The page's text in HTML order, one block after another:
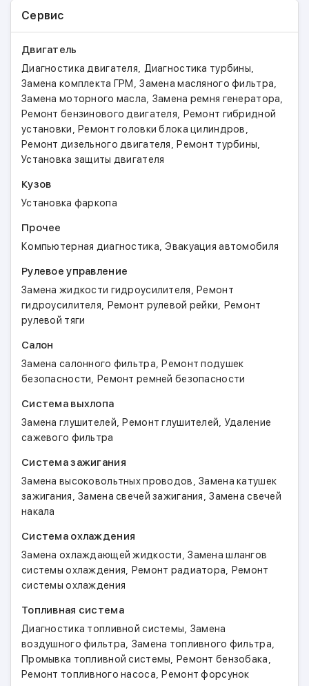
Сервис
Двигатель
Диагностика двигателя, Диагностика турбины,
Замена комплекта ГРМ ,Замена масляного фильтра,
Замена моторного масла, Замена ремня генератора,
Ремонт бензинового двигателя, Ремонт гибридной
установки,Ремонт головки блока цилиндров,
Ремонт дизельного двигателя,Ремонт турбины,
Установка защиты двигателя
Кузов
Установка фаркопа
Прочее
Компьютерная диагностика,Эвакуация автомобиля
Рулевое управление
Замена жидкости гидроусилителя,Ремонт
гидроусилителя, Ремонт рулевой рейки, Ремонт
рулевой тяги
Салон
Замена салонного фильтра,Ремонт подушек
безопасности, Ремонт ремней безопасности
Система выхлопа
Замена глушителей,Ремонт глушителей, Удаление
сажевого фильтра
Система зажигания
Замена высоковольтных проводов,Замена катушек
зажигания,Замена свечей зажигания,Замена свечей
накала
Система охлаждения
Замена охлаждающей жидкости,Замена шлангов
системы охлаждения, Ремонт радиатора, Ремонт
системы охлаждения
Топливная система
Диагностика топливной системы, Замена
воздушного фильтра, Замена топливного фильтра,
Промывка топливной системы, Ремонт бензобака,
Ремонт топливного насоса,Ремонт форсунок